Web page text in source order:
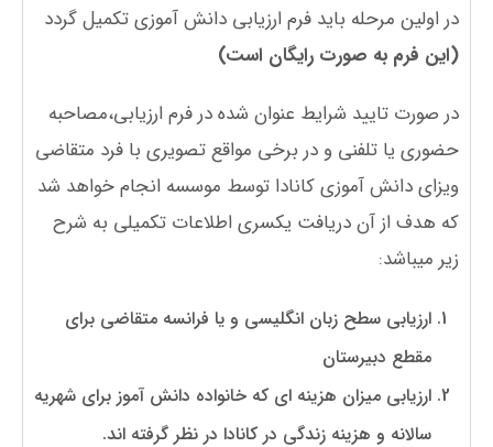
در اولین مرحله باید فرم ارزیابی دانش آموزی تکمیل گردد
(این فرم به صورت رایگان است)
در صورت تایید شرایط عنوان شده در فرم ارزیابی،مصاحبه
حضوری یا تلفنی و در برخی مواقع تصویری با فرد متقاضی
ویزای دانش آموزی کانادا توسط موسسه انجام خواهد شد
که هدف از آن دریافت یکسری اطلاعات تکمیلی به شرح
زیر میباشد:
ارزیابی سطح زبان انگلیسی و یا فرانسه متقاضی برای
مقطع دبیرستان
ارزیابی میزان هزینه ای که خانواده دانش آموز برای شهریه
سالانه و هزینه زندگی در کانادا در نظر گرفته اند.